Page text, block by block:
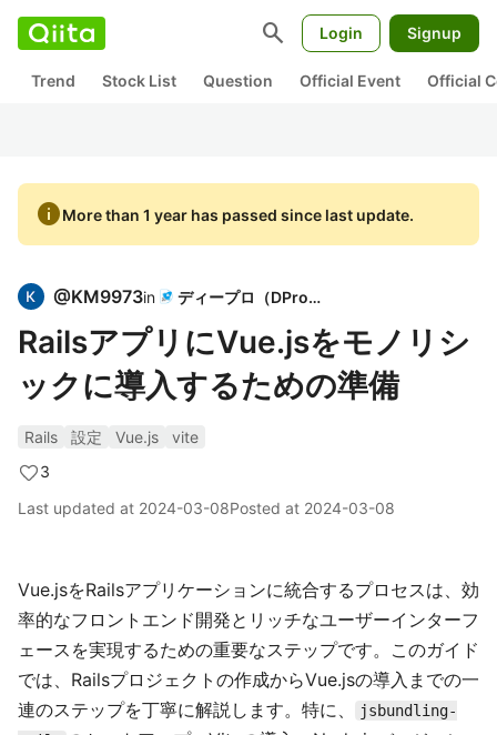
search Login Signup
Trend Stock List Question Official Event Official
infoMore than 1 year has passed since last update.
@KM9973in ディープロ（DPro）
RailsアプリにVue.jsをモノリシ
ックに導入するための準備
Rails 設定 Vue.js
vite
3
Last updated at 2024-03-08Posted at 2024-03-08
Vue.jsをRailsアプリケーションに統合するプロセスは、効
率的なフロントエンド開発とリッチなユーザーインターフ
ェースを実現するための重要なステップです。このガイド
では、Railsプロジェクトの作成からVue.jsの導入までの一
連のステップを丁寧に解説します。特に、
jsbundling-